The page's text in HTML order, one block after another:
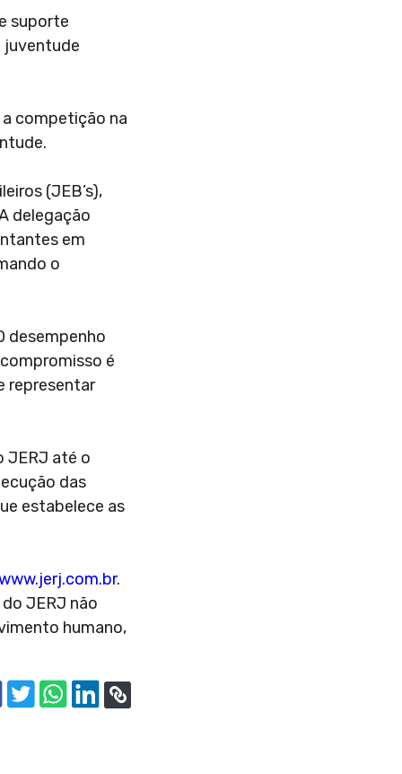
suporte
juventude
competição na
(JEB’s),
delegação
em
o
desempenho
é
representar
JERJ até o
das
estabelece as
.
JERJ não
humano,